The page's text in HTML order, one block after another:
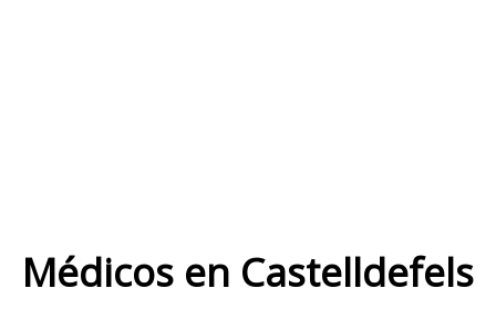
Médicos en Castelldefels